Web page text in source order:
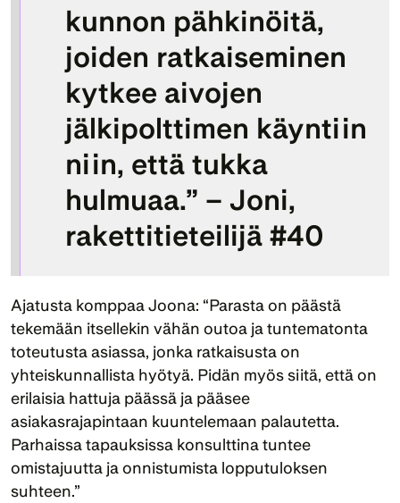
kunnon pähkinöitä,
joiden ratkaiseminen
kytkee aivojen
jälkipolttimen käyntiin
niin, että tukka
hulmuaa.” – Joni,
rakettitieteilijä #40
Ajatusta komppaa Joona: “Parasta on päästä
tekemään itsellekin vähän outoa ja tuntematonta
toteutusta asiassa, jonka ratkaisusta on
yhteiskunnallista hyötyä. Pidän myös siitä, että on
erilaisia hattuja päässä ja pääsee
asiakasrajapintaan kuuntelemaan palautetta.
Parhaissa tapauksissa konsulttina tuntee
omistajuutta ja onnistumista lopputuloksen
suhteen.”